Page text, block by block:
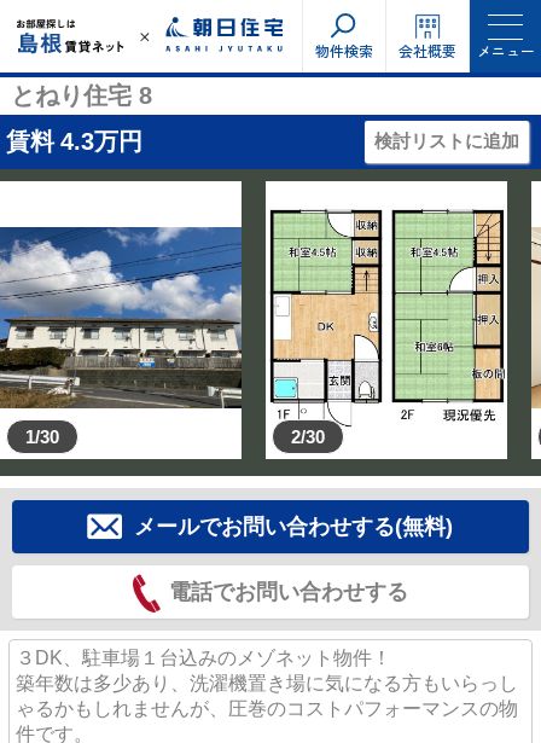
物件検索 会社概要 メニュー
とねり住宅 8
賃料 4.3万円 検討リストに追加
1/30 2/30
メールでお問い合わせする(無料)
電話でお問い合わせする
３DK、駐車場１台込みのメゾネット物件！
築年数は多少あり、洗濯機置き場に気になる方もいらっし
ゃるかもしれませんが、圧巻のコストパフォーマンスの物
件です。